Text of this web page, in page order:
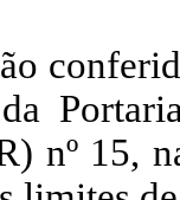
nº 15,